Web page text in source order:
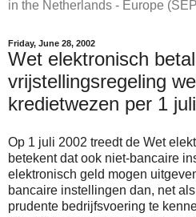
in the Netherlands - Europe
Friday, June 28, 2002
Wet elektronisch
vrijstellingsregeling
kredietwezen per 1
Op 1 juli 2002 treedt de Wet
betekent dat ook niet-bancaire
elektronisch geld mogen
bancaire instellingen dan, net
prudente bedrijfsvoering te